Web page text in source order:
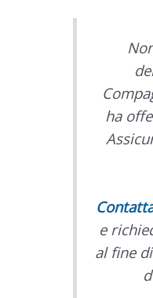
ha
e
al fine